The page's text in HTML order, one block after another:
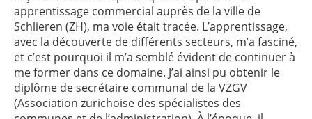
apprentissage commercial auprès de la ville de
Schlieren (ZH), ma voie était tracée. L’apprentissage,
avec la découverte de différents secteurs, m’a fasciné,
et c’est pourquoi il m’a semblé évident de continuer à
me former dans ce domaine. J’ai ainsi pu obtenir le
diplôme de secrétaire communal de la VZGV
(Association zurichoise des spécialistes des